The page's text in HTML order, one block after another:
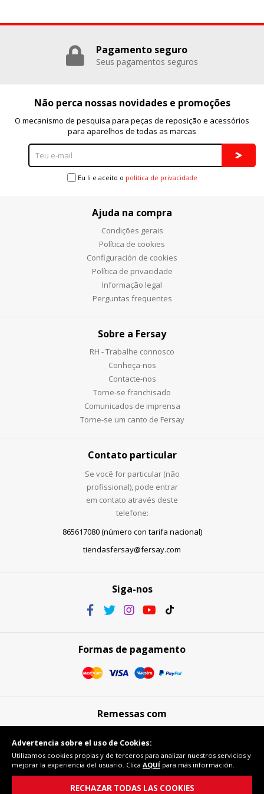
Pagamento seguro
Seus pagamentos seguros
Não perca nossas novidades e promoções
O mecanismo de pesquisa para peças de reposição e acessórios
para aparelhos de todas as marcas
Eu li e aceito o política de privacidade
Ajuda na compra
Condições gerais
Política de cookies
Configuración de cookies
Política de privacidade
Informação legal
Perguntas frequentes
Sobre a Fersay
RH - Trabalhe connosco
Conheça-nos
Contacte-nos
Torne-se franchisado
Comunicados de imprensa
Torne-se um canto de Fersay
Contato particular
Se você for particular (não
profissional), pode entrar
em contato através deste
telefone:
865617080 (número con tarifa nacional)
tiendasfersay@fersay.com
Siga-nos
Formas de pagamento
Remessas com
Compra segura
Advertencia sobre el uso de Cookies:
Utilizamos cookies propias y de terceros para analizar nuestros servicios y
mejorar la experiencia del usuario. Clica AQUÍ para más información.
RECHAZAR TODAS LAS COOKIES